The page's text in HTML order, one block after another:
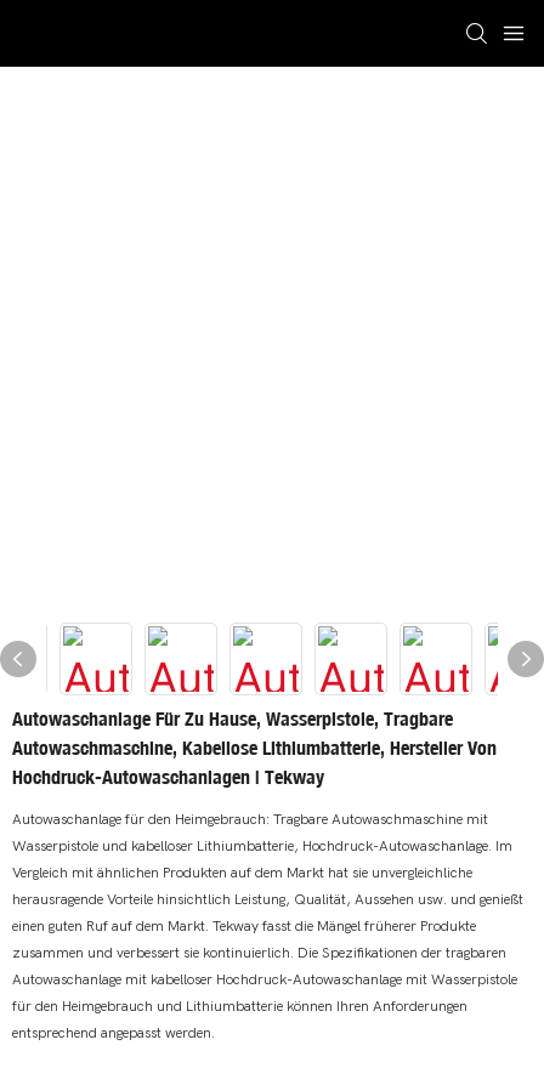
Autowaschanlage Für Zu Hause, Wasserpistole, Tragbare
Autowaschmaschine, Kabellose Lithiumbatterie, Hersteller Von
Hochdruck-Autowaschanlagen | Tekway
Autowaschanlage für den Heimgebrauch: Tragbare Autowaschmaschine mit
Wasserpistole und kabelloser Lithiumbatterie, Hochdruck-Autowaschanlage. Im
Vergleich mit ähnlichen Produkten auf dem Markt hat sie unvergleichliche
herausragende Vorteile hinsichtlich Leistung, Qualität, Aussehen usw. und genießt
einen guten Ruf auf dem Markt. Tekway fasst die Mängel früherer Produkte
zusammen und verbessert sie kontinuierlich. Die Spezifikationen der tragbaren
Autowaschanlage mit kabelloser Hochdruck-Autowaschanlage mit Wasserpistole
für den Heimgebrauch und Lithiumbatterie können Ihren Anforderungen
entsprechend angepasst werden.